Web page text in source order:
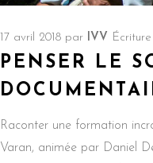
17 avril 2018 par IVV
PENSER LE
Raconter une formation
Varan, animée par Daniel